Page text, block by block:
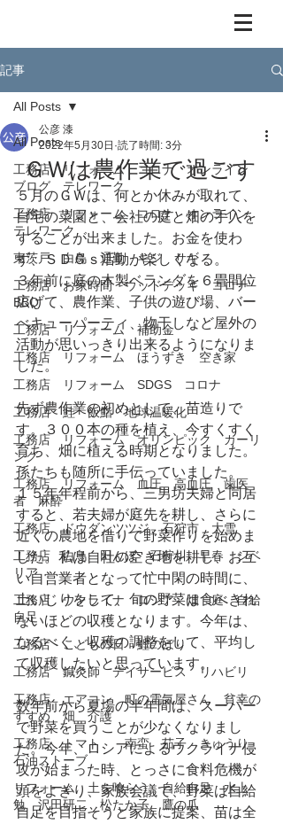
記事
All Posts
工務店 リフォーム コロナ オンライン
ブログ テレワーク
工務店 リフォーム コロナ オンライン
テレワーク
東茨戸 白鳥 通勤 キジ サギ
工務店 お家時間 ウッドデッキ コロナ
BBQ
工務店 リフォーム 補助金
工務店 リフォーム ほうずき 空き家
工務店 リフォーム SDGS コロナ
工務店 鮭 飯鮨 地球温暖化
工務店 リフォーム オリンピック カーリ
ング
工務店 リフォーム 血圧 高血圧 歯医
者 麻酔
工務店 ドウダンツツジ 石狩市 大雪
工務店 白鳥 田んぼ 石狩川 早春 シベ
リア
工務店 ウクライナ ロシア 畑 庭 自給
自足
工務店 こどもの日 鯉のぼり
工務店 鍼灸師 デイサービス リハビリ
工務店 エアコン 町の電気屋さん 貧幸の
すすめ 畑 介護
工務店 トマト 南蛮 茄子 きゅうり
石油ストーブ
リフォーム 土を喰らう 自給自足 水上
勉 沢田研二 松たか子 鷹の爪
All Posts
ＧＷは農作業で過ごす
公彦 漆
2022年5月30日 読了時間: 3分
５月のＧＷは、何とか休みが取れて、
自宅の菜園と、会社の庭と畑の手入を
することが出来ました。お金を使わ
ず、ＳＤＧｓ活動が楽しくなる。
３年前に庭の木製ベランダを６畳間位
広げて、農作業、子供の遊び場、バー
べキューパーティ、物干しなど屋外の
活動が思いっきり出来るようになりま
した。
先ず農作業の初めとして、苗造りで
す。３００本の種を植え、今すくすく
育ち、畑に植える時期となりました。
孫たちも随所に手伝っていました。
１５年年程前から、三男坊夫婦と同居
すると、若夫婦が庭先を耕し、さらに
近くの農地を借りて野菜作りを始めま
した。私は自社の空き地を耕し、お互
い自営業者となって忙中閑の時間に、
土いじりをして、旬の野菜は食べきれ
ないほどの収穫となります。今年は、
なるべく、収穫の調整をして、平均し
て収穫したいと思っています。
数年前から夏場の半年間は、スーパー
で野菜を買うことが少なくなりまし
た。今年、ロシアによるウクライナ侵
攻が始まった時、とっさに食料危機が
頭をよぎり、家族会議で、野菜は自給
自足を目指そうと家族に提案、苗は全